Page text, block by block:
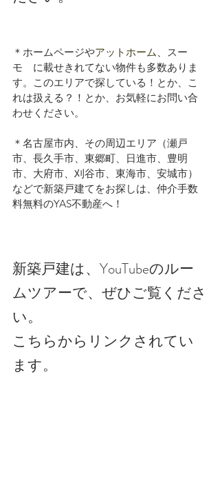
＊ホームページやアットホーム、スー
モ　に載せきれてない物件も多数ありま
す。このエリアで探している！とか、こ
れは扱える？！とか、お気軽にお問い合
わせください。
＊名古屋市内、その周辺エリア（瀬戸
市、長久手市、東郷町、日進市、豊明
市、大府市、刈谷市、東海市、安城市）
などで新築戸建てをお探しは、仲介手数
料無料のYAS不動産へ！
新築戸建は、YouTubeのルー
ムツアーで、ぜひご覧くださ
い。
こちらからリンクされてい
ます。